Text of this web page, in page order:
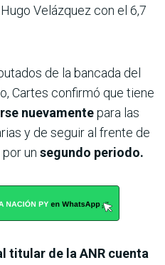
Velázquez con el 6,7
de la bancada del
Cartes confirmó que tiene
nuevamentepara las
y de seguir al frente de
un segundo periodo.
titular de la ANR cuenta